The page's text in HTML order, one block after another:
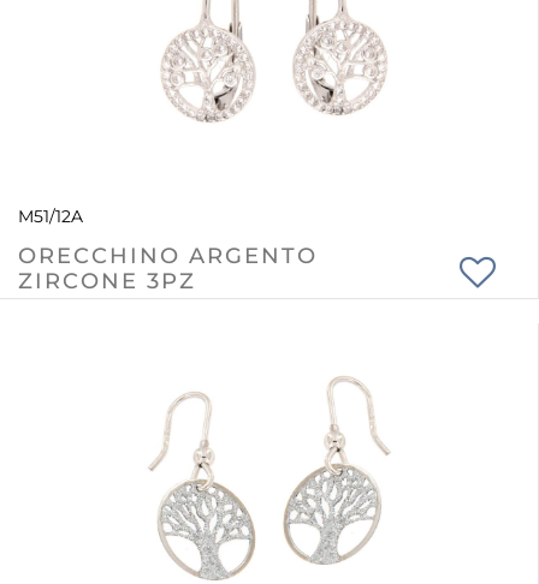
M51/12A
ORECCHINO ARGENTO
ZIRCONE 3PZ